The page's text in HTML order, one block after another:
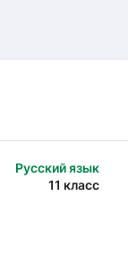
Русский язык
11 класс